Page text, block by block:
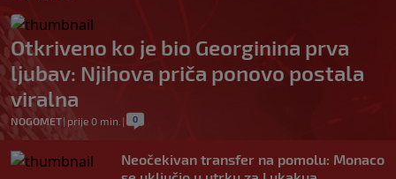
Otkriveno ko je bio Georginina prva
ljubav: Njihova priča ponovo postala
viralna
NOGOMET| prije 0 min. | 0
Neočekivan transfer na pomolu: Monaco